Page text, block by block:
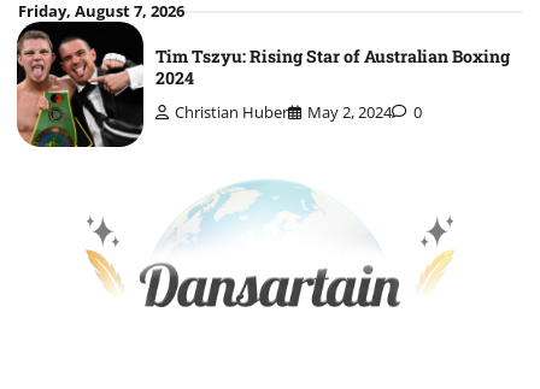
Skip
to
content
Friday, August 7, 2026
Tim Tszyu: Rising Star of Australian Boxing
2024
Christian Huber May 2, 2024 0